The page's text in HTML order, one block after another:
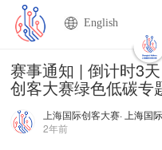
English
赛事通知 | 倒计时3
创客大赛绿色低碳专
上海国际创客大赛· 上海国
2年前